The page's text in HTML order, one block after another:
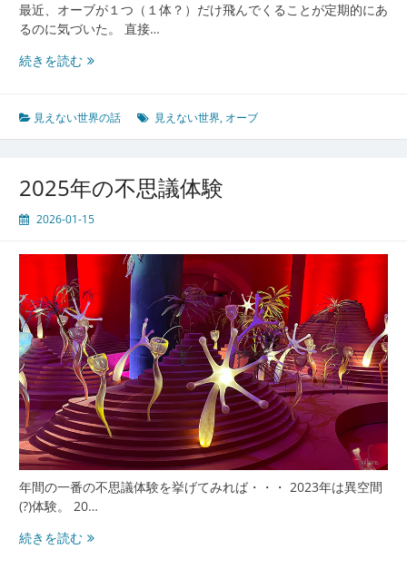
最近、オーブが１つ（１体？）だけ飛んでくることが定期的にあ
るのに気づいた。 直接…
続きを読むオ
の
正
判
明！？
見えない世界の話 見えない世界, オーブ
2025年の不思議体験
2026-01-15
年間の一番の不思議体験を挙げてみれば・・・ 2023年は異空間
(?)体験。 20…
続きを読む2025